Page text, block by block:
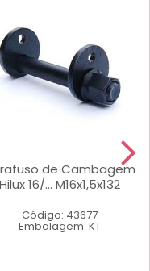
de Cambagem
Hilux 16/... M16x1,5x132
Código: 43677
Embalagem: KT